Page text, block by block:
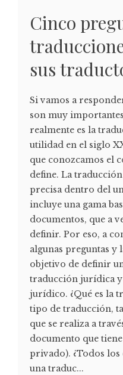
Cinco
sus
Si vamos a
son muy
realmente es la
utilidad en el siglo
que conozcamos el
define. La
precisa dentro del
incluye una gama
documentos, que a
definir. Por eso, a
algunas preguntas y
objetivo de definir
traducción jurídica
jurídico. ¿Qué es la
tipo de traducción,
que se realiza a
documento que
privado). ¿Todos los
una traduc...